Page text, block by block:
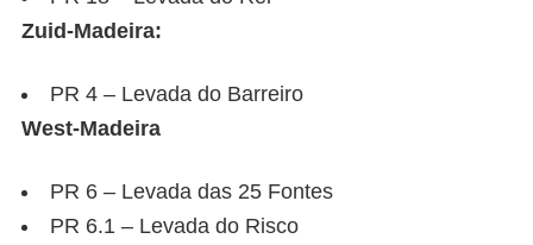
Zuid-Madeira:
PR 4 – Levada do Barreiro
West-Madeira
PR 6 – Levada das 25 Fontes
PR 6.1 – Levada do Risco